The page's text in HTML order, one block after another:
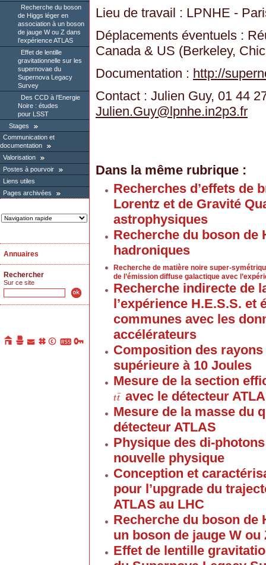
Recherche du boson
de Higgs léger en
association à un boson
de jauge W ou Z dans
l’expérience ATLAS
Effet de lentille
gravitationnelle sur les
supernovae du
Supernova Legacy
Survey
Des CCD à l’Energie
Noire : études
pour LSST
Stages
Communication et
documentation
Valorisation
Postes à pourvoir
Liens utiles
Pages archivées
Annuaires
Rechercher
Sur ce site
Lieu de travail : LPNHE -
Déplacements éventuels :
Canada & US (Berkeley,
Documentation : http://
Contact : Julien Guy, 01 44
Julien.Guy@lpnhe.in2p3.fr
Dans la même rubrique :
Recherches d’effets de
Lorentz et de Gravité
astrophysiques
Recherche du boson
hadroniques
Recherche de matière noire super-
de l’émission diffuse galactique avec
Recherche indirecte de
l’expérience H.E.S.S. et
communes avec les
accélérateurs
Composition des
supérieure à 10 Joules
Mesure de la section
tt
¯
tt¯
avec le détecteur
Mesure de la masse du
détecteur ATLAS
Physique des di-
nouvelle physique
Conception et
pour l’upgrade du
ATLAS au LHC
Recherche du boson de
un boson de jauge W ou
Effet de lentille